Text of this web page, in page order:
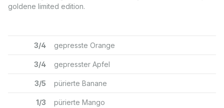
goldene limited edition.
3/4 gepresste Orange
3/4 gepresster Apfel
3/5 pürierte Banane
1/3 pürierte Mango